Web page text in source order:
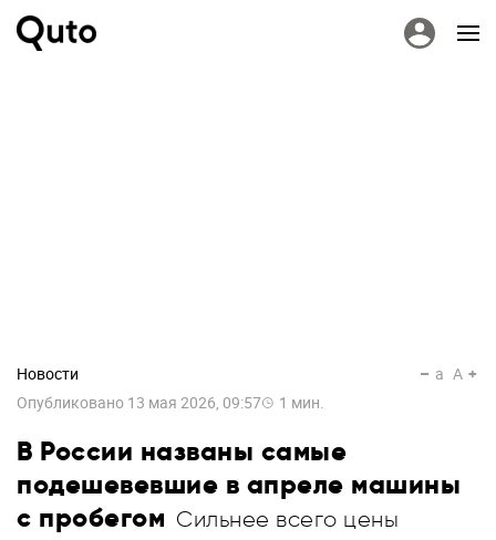
Новости
Опубликовано 13 мая 2026, 09:57 1 мин.
a A
В России названы самые
подешевевшие в апреле машины
с пробегом Сильнее всего цены